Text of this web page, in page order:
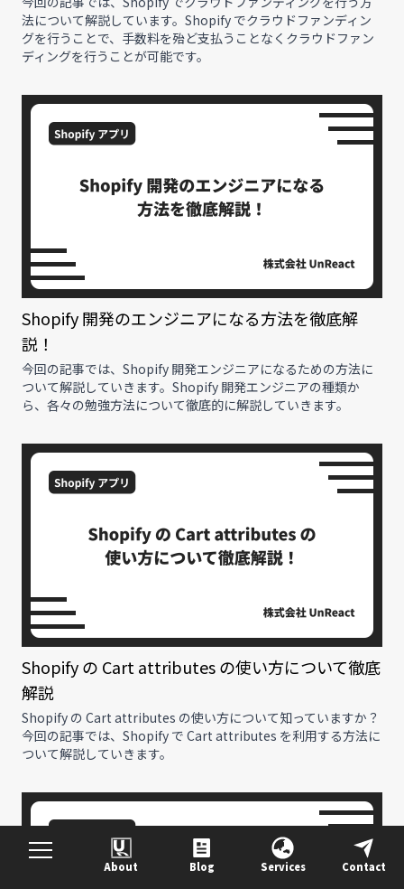
About Blog Services Contact
法について解説しています。Shopify でクラウドファンディン
グを行うことで、手数料を殆ど支払うことなくクラウドファン
ディングを行うことが可能です。
Shopify 開発のエンジニアになる方法を徹底解
説！
今回の記事では、Shopify 開発エンジニアになるための方法に
ついて解説していきます。Shopify 開発エンジニアの種類か
ら、各々の勉強方法について徹底的に解説していきます。
Shopify の Cart attributes の使い方について徹底
解説
Shopify の Cart attributes の使い方について知っていますか？
今回の記事では、Shopify で Cart attributes を利用する方法に
ついて解説していきます。